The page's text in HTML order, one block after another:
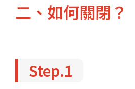
二、如何關閉？
Step.1